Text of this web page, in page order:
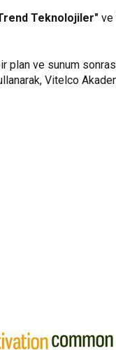
Teknolojiler" ve
plan ve sunum
Vitelco